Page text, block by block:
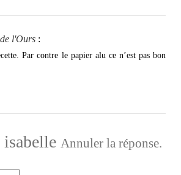
l'Ours :
Par contre le papier alu ce n’est pas bon
isabelle Annuler la réponse.